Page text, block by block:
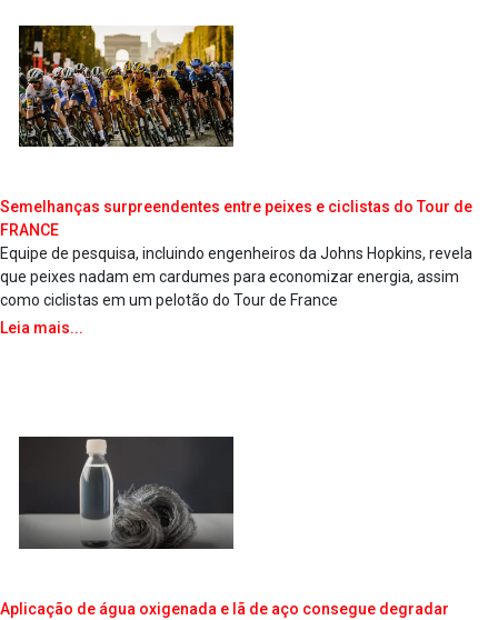
Semelhanças surpreendentes entre peixes e ciclistas do Tour de
FRANCE
Equipe de pesquisa, incluindo engenheiros da Johns Hopkins, revela
que peixes nadam em cardumes para economizar energia, assim
como ciclistas em um pelotão do Tour de France
Leia mais...
Aplicação de água oxigenada e lã de aço consegue degradar